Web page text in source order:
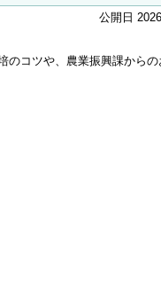
公開日
のコツや、農業振興課から